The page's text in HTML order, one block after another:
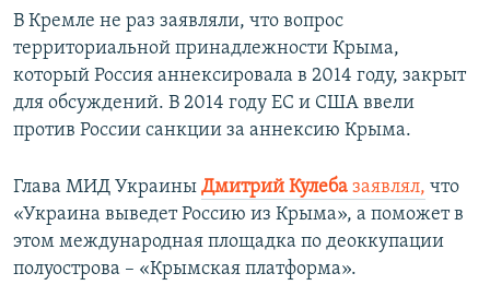
В Кремле не раз заявляли, что вопрос
территориальной принадлежности Крыма,
который Россия аннексировала в 2014 году, закрыт
для обсуждений. В 2014 году ЕС и США ввели
против России санкции за аннексию Крыма.
Глава МИД Украины Дмитрий Кулеба заявлял, что
«Украина выведет Россию из Крыма», а поможет в
этом международная площадка по деоккупации
полуострова – «Крымская платформа».